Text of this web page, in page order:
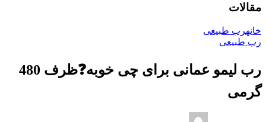
مقالات
خانهرب طبیعی
رب طبیعی
رب لیمو عمانی برای چی خوبه❓ظرف 480
گرمی